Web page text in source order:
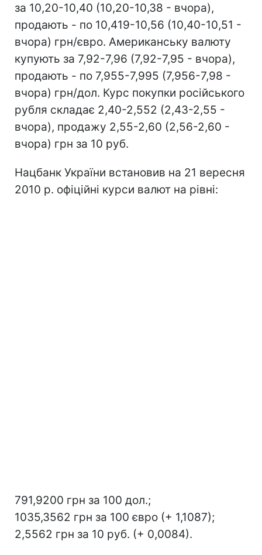
за 10,20-10,40 (10,20-10,38 - вчора),
продають - по 10,419-10,56 (10,40-10,51 -
вчора) грн/євро. Американську валюту
купують за 7,92-7,96 (7,92-7,95 - вчора),
продають - по 7,955-7,995 (7,956-7,98 -
вчора) грн/дол. Курс покупки російського
рубля складає 2,40-2,552 (2,43-2,55 -
вчора), продажу 2,55-2,60 (2,56-2,60 -
вчора) грн за 10 руб.
Нацбанк України встановив на 21 вересня
2010 р. офіційні курси валют на рівні:
791,9200 грн за 100 дол.;
1035,3562 грн за 100 євро (+ 1,1087);
2,5562 грн за 10 руб. (+ 0,0084).